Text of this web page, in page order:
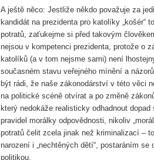
A ještě něco: Jestliže někdo považuje za
kandidát na prezidenta pro katolíky „košér“
potratů, zaťukejme si před takovým
nejsou v kompetenci prezidenta, protože o
katolíků (a v tom nejsme sami) není
současném stavu veřejného mínění a
být rádi, že naše zákonodárství v této věci
na politické scéně otvírat a po změně
který nedokáže realisticky odhadnout
pravidel morálky odpovědnosti, nikoliv
potratů čelit zcela jinak než kriminalizací –
narození i „nechtěných dětí“, postaráním
politikou.